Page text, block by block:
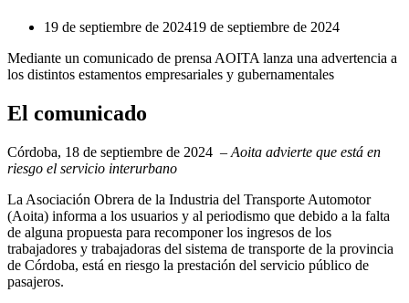
19 de septiembre de 202419 de septiembre de 2024
Mediante un comunicado de prensa AOITA lanza una advertencia a
los distintos estamentos empresariales y gubernamentales
El comunicado
Córdoba, 18 de septiembre de 2024 – Aoita advierte que está en
riesgo el servicio interurbano
La Asociación Obrera de la Industria del Transporte Automotor
(Aoita) informa a los usuarios y al periodismo que debido a la falta
de alguna propuesta para recomponer los ingresos de los
trabajadores y trabajadoras del sistema de transporte de la provincia
de Córdoba, está en riesgo la prestación del servicio público de
pasajeros.